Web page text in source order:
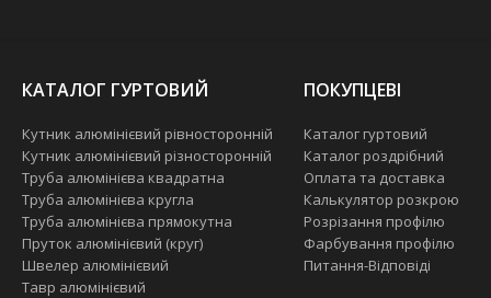
КАТАЛОГ ГУРТОВИЙ
Кутник алюмінієвий рівносторонній
Кутник алюмінієвий різносторонній
Труба алюмінієва квадратна
Труба алюмінієва кругла
Труба алюмінієва прямокутна
Пруток алюмінієвий (круг)
Швелер алюмінієвий
Тавр алюмінієвий
ПОКУПЦЕВІ
Каталог гуртовий
Каталог роздрібний
Оплата та доставка
Калькулятор розкрою
Розрізання профілю
Фарбування профілю
Питання-Відповіді